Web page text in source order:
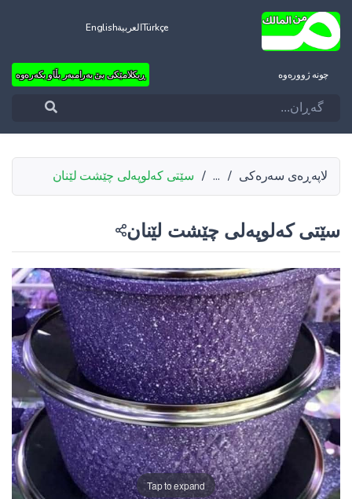
TürkçeالعربيةEnglish
چونه‌ ژووره‌وه‌ ڕیکلامێکی بێ بەرامبەر بڵاو بکەرەوە
لاپەڕەی سەرەکی /
...
/ سێتی کەلوپەلی چێشت لێنان
سێتی کەلوپەلی چێشت لێنان
Tap to expand